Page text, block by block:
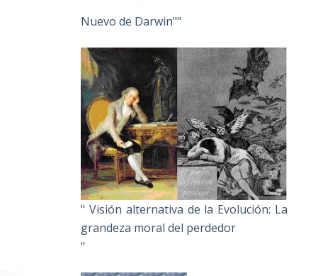
Nuevo de Darwin""
" Visión alternativa de la Evolución: La
grandeza moral del perdedor
"